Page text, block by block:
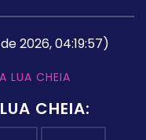
2026, 04:19:57)
LUA CHEIA
CHEIA: